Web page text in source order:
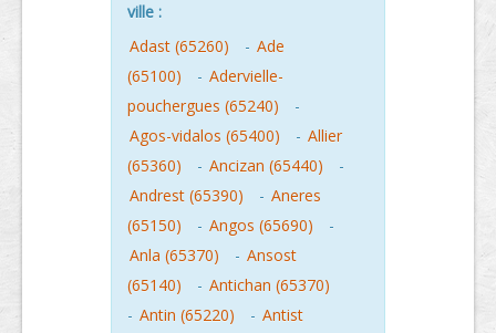
ville :
Adast (65260)
- Ade
(65100)
- Adervielle-
pouchergues (65240)
-
Agos-vidalos (65400)
- Allier
(65360)
- Ancizan (65440)
-
Andrest (65390)
- Aneres
(65150)
- Angos (65690)
-
Anla (65370)
- Ansost
(65140)
- Antichan (65370)
- Antin (65220) - Antist